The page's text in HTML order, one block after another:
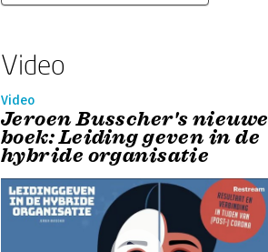
Video
Video
Jeroen Busscher's nieuwe
boek: Leiding geven in de
hybride organisatie